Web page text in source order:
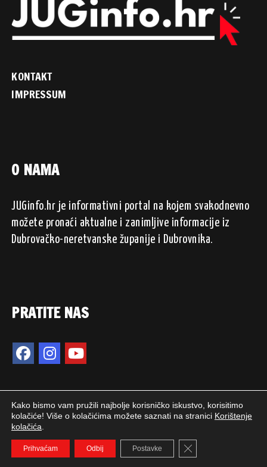
KONTAKT
IMPRESSUM
O NAMA
JUGinfo.hr je informativni portal na kojem svakodnevno
možete pronaći aktualne i zanimljive informacije iz
Dubrovačko-neretvanske županije i Dubrovnika.
PRATITE NAS
2024. © JUGinfo.hr / Sva prava pridržana.
WEB PEPERIT
Kako bismo vam pružili najbolje korisničko iskustvo, korisitimo
kolačiće! Više o kolačićima možete saznati na stranici Korištenje
kolačića
Prihvaćam Odbij Postavke Close GDPR Cookie